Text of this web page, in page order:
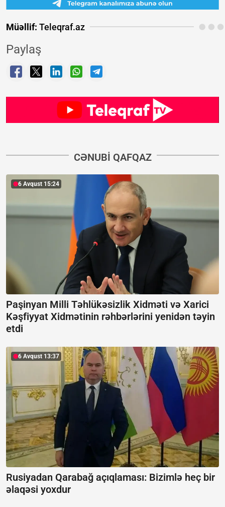
Müəllif: Teleqraf.az
Paylaş
CƏNUBI QAFQAZ
6 Avqust 15:24
Paşinyan Milli Təhlükəsizlik Xidməti və Xarici
Kəşfiyyat Xidmətinin rəhbərlərini yenidən təyin
etdi
6 Avqust 13:37
Rusiyadan Qarabağ açıqlaması: Bizimlə heç bir
əlaqəsi yoxdur